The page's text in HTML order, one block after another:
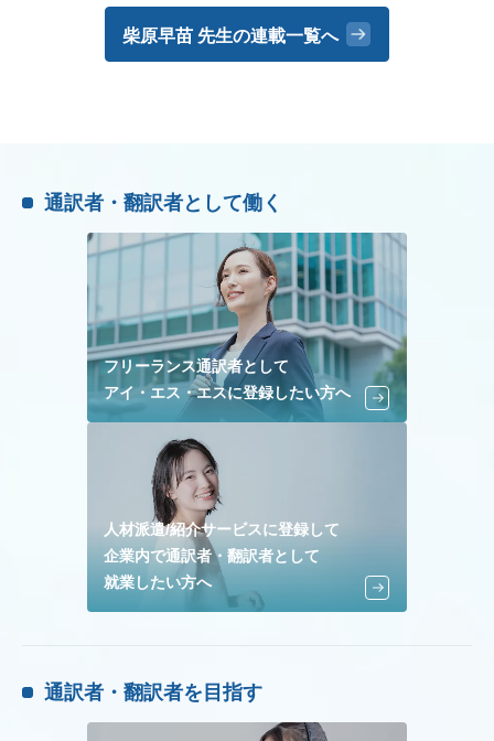
柴原早苗 先生の連載一覧へ
通訳者・翻訳者として働く
フリーランス通訳者として
アイ・エス・エスに登録したい方へ
人材派遣/紹介サービスに登録して
企業内で通訳者・翻訳者として
就業したい方へ
通訳者・翻訳者を目指す